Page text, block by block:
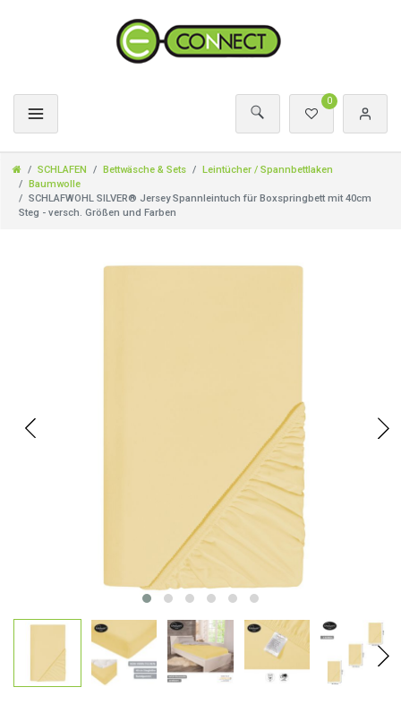
0
SCHLAFEN Bettwäsche & Sets
Leintücher / Spannbettlaken
Baumwolle
SCHLAFWOHL SILVER® Jersey Spannleintuch für Boxspringbett mit 40cm
Steg - versch. Größen und Farben